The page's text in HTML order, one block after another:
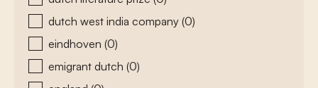
dutch west india company (0)
eindhoven (0)
emigrant dutch (0)